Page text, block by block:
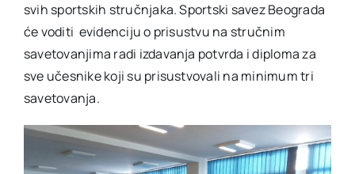
svih sportskih stručnjaka. Sportski savez Beograda
će voditi evidenciju o prisustvu na stručnim
savetovanjima radi izdavanja potvrda i diploma za
sve učesnike koji su prisustvovali na minimum tri
savetovanja.